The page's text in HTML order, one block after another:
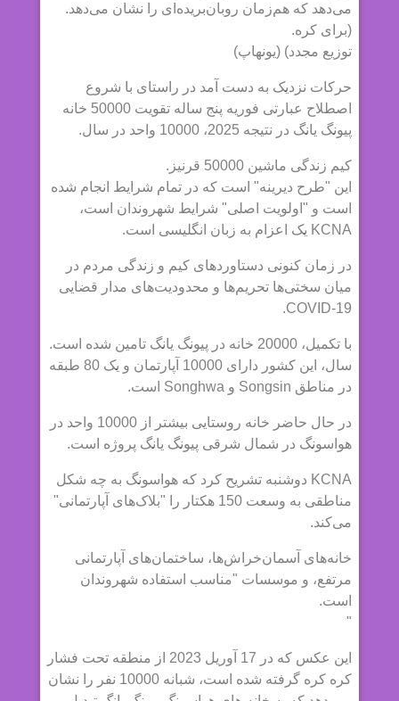
می‌دهد که هم‌زمان روبان‌بریده‌ای را نشان می‌دهد.
(برای کره.
توزیع مجدد) (یونهاپ)
حرکات نزدیک به دست آمد در راستای با شروع
اصطلاح عبارتی فوریه پنج ساله تقویت 50000 خانه
پیونگ یانگ در نتیجه 2025، 10000 واحد در سال.
کیم زندگی ماشین 50000 قرنیز.
این "طرح دیرینه" است که در تمام شرایط انجام شده
است و "اولویت اصلی" شرایط شهروندان است،
KCNA یک اعزام به زبان انگلیسی است.
در زمان کنونی دستاوردهای کیم و زندگی مردم در
میان سختی‌ها تحریم‌ها و محدودیت‌های مدار قضایی
COVID-19.
با تکمیل، 20000 خانه در پیونگ یانگ تامین شده است.
سال، این کشور دارای 10000 آپارتمان و یک 80 طبقه
در مناطق Songsin و Songhwa است.
در حال حاضر خانه روستایی بیشتر از 10000 واحد در
هواسونگ در شمال شرقی پیونگ یانگ پروژه است.
KCNA دوشنبه تشریح کرد که هواسونگ به چه شکل
مناطقی به وسعت 150 هکتار را "بلاک‌های آپارتمانی"
می‌کند.
خانه‌های آسمان‌خراش‌ها، ساختمان‌های آپارتمانی
مرتفع، و موسسات "مناسب استفاده شهروندان
است.
"
این عکس که در 17 آوریل 2023 از منطقه تحت فشار
کره کره گرفته شده است، شبانه 10000 نفر را نشان